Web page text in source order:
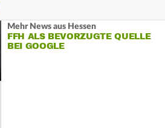
Mehr News aus Hessen
FFH ALS BEVORZUGTE QUELLE
BEI GOOGLE